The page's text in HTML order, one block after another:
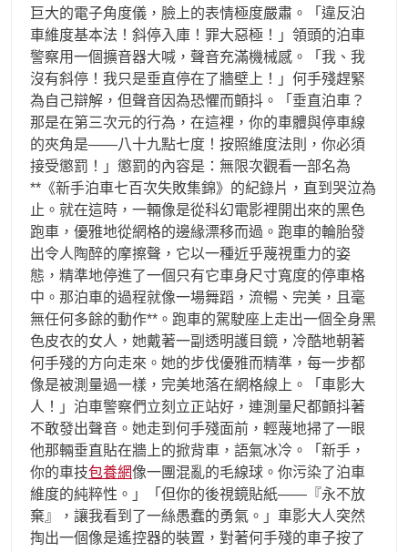
巨大的電子角度儀，臉上的表情極度嚴肅。「違反泊
車維度基本法！斜停入庫！罪大惡極！」領頭的泊車
警察用一個擴音器大喊，聲音充滿機械感。「我、我
沒有斜停！我只是垂直停在了牆壁上！」何手殘趕緊
為自己辯解，但聲音因為恐懼而顫抖。「垂直泊車？
那是在第三次元的行為，在這裡，你的車體與停車線
的夾角是——八十九點七度！按照維度法則，你必須
接受懲罰！」懲罰的內容是：無限次觀看一部名為
**《新手泊車七百次失敗集錦》的紀錄片，直到哭泣為
止。就在這時，一輛像是從科幻電影裡開出來的黑色
跑車，優雅地從網格的邊緣漂移而過。跑車的輪胎發
出令人陶醉的摩擦聲，它以一種近乎蔑視重力的姿
態，精準地停進了一個只有它車身尺寸寬度的停車格
中。那泊車的過程就像一場舞蹈，流暢、完美，且毫
無任何多餘的動作**。跑車的駕駛座上走出一個全身黑
色皮衣的女人，她戴著一副透明護目鏡，冷酷地朝著
何手殘的方向走來。她的步伐優雅而精準，每一步都
像是被測量過一樣，完美地落在網格線上。「車影大
人！」泊車警察們立刻立正站好，連測量尺都顫抖著
不敢發出聲音。她走到何手殘面前，輕蔑地掃了一眼
他那輛垂直貼在牆上的掀背車，語氣冰冷。「新手，
你的車技包養網像一團混亂的毛線球。你污染了泊車
維度的純粹性。」「但你的後視鏡貼紙——『永不放
棄』，讓我看到了一絲愚蠢的勇氣。」車影大人突然
掏出一個像是遙控器的裝置，對著何手殘的車子按了